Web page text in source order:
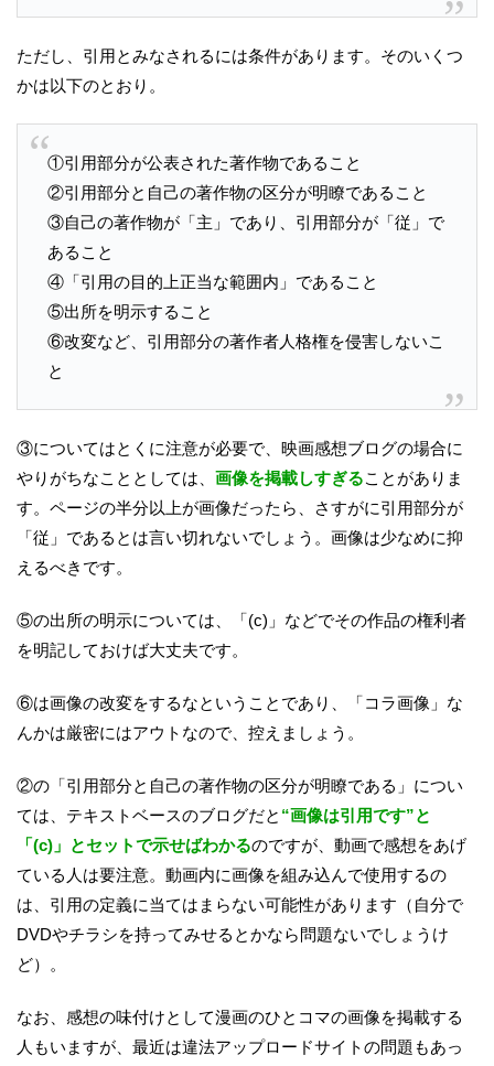
ただし、引用とみなされるには条件があります。そのいくつ
かは以下のとおり。
①引用部分が公表された著作物であること
②引用部分と自己の著作物の区分が明瞭であること
③自己の著作物が「主」であり、引用部分が「従」で
あること
④「引用の目的上正当な範囲内」であること
⑤出所を明示すること
⑥改変など、引用部分の著作者人格権を侵害しないこ
と
③についてはとくに注意が必要で、映画感想ブログの場合に
やりがちなこととしては、 画像を掲載しすぎることがありま
す。ページの半分以上が画像だったら、さすがに引用部分が
「従」であるとは言い切れないでしょう。画像は少なめに抑
えるべきです。
⑤の出所の明示については、「(c)」などでその作品の権利者
を明記しておけば大丈夫です。
⑥は画像の改変をするなということであり、「コラ画像」な
んかは厳密にはアウトなので、控えましょう。
②の「引用部分と自己の著作物の区分が明瞭である」につい
ては、テキストベースのブログだと “画像は引用です”と
「(c)」とセットで示せばわかるのですが、動画で感想をあげ
ている人は要注意。動画内に画像を組み込んで使用するの
は、引用の定義に当てはまらない可能性があります（自分で
DVDやチラシを持ってみせるとかなら問題ないでしょうけ
ど）。
なお、感想の味付けとして漫画のひとコマの画像を掲載する
人もいますが、最近は違法アップロードサイトの問題もあっ